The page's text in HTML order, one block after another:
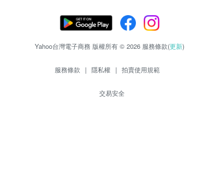
Yahoo台灣電子商務 版權所有 © 2026 服務條款(更新)
服務條款 | 隱私權 | 拍賣使用規範
交易安全